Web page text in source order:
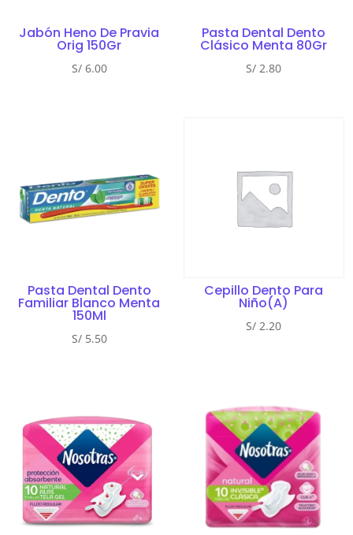
Jabón Heno De Pravia
Orig 150Gr
S/6.00
Pasta Dental Dento
Clásico Menta 80Gr
S/ 2.80
Pasta Dental Dento
Familiar Blanco Menta
150Ml
S/5.50
Cepillo Dento Para
Niño(A)
S/ 2.20